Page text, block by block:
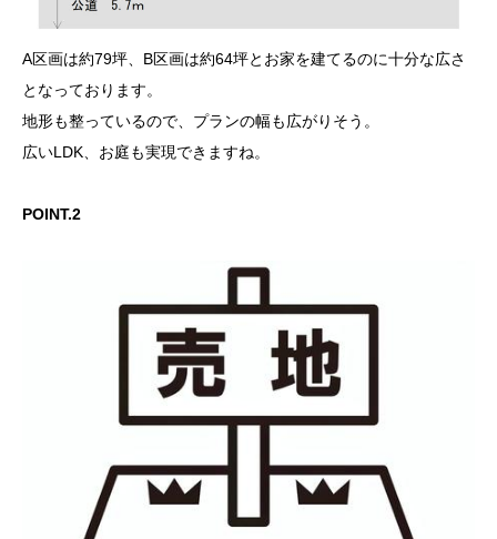
A区画は約79坪、B区画は約64坪とお家を建てるのに十分な広さ
となっております。
地形も整っているので、プランの幅も広がりそう。
広いLDK、お庭も実現できますね。
POINT.2